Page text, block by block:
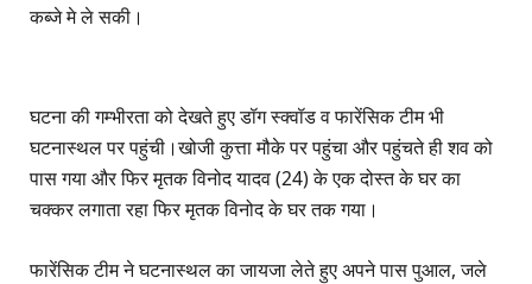
कब्जे मे ले सकी।
घटना की गम्भीरता को देखते हुए डॉग स्क्वॉड व फारेंसिक टीम भी
घटनास्थल पर पहुंची।खोजी कुत्ता मौके पर पहुंचा और पहुंचते ही शव को
पास गया और फिर मृतक विनोद यादव (24) के एक दोस्त के घर का
चक्कर लगाता रहा फिर मृतक विनोद के घर तक गया।
फारेंसिक टीम ने घटनास्थल का जायजा लेते हुए अपने पास पुआल, जले